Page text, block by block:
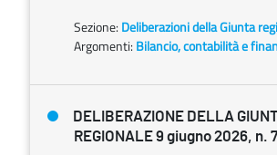
Sezione: Deliberazioni della Giunta
Argomenti: Bilancio, contabilità e
DELIBERAZIONE DELLA
REGIONALE 9 giugno 2026, n.